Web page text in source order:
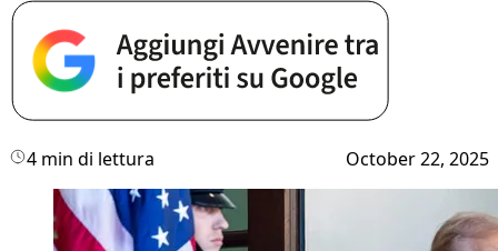
4 min di lettura October 22, 2025